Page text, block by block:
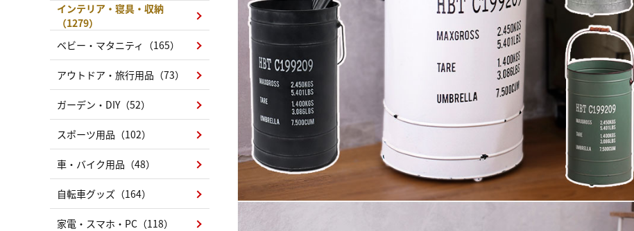
インテリア・寝具・収納
（1279）
ベビー・マタニティ（165）
アウトドア・旅行用品（73）
ガーデン・DIY（52）
スポーツ用品（102）
車・バイク用品（48）
自転車グッズ（164）
家電・スマホ・PC（118）